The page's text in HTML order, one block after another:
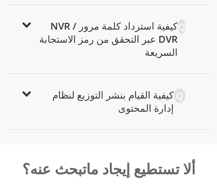
Q
كيفية استرداد كلمة مرور NVR /
DVR عبر التحقق من رمز الاستجابة
السريعة
Qكيفية القيام بنشر التوزيع لنظام
إدارة المحتوى
ألا تستطيع إيجاد ماتبحث عنه؟